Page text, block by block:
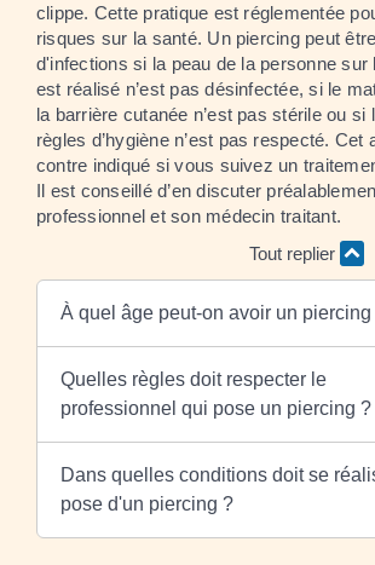
clippe. Cette pratique est réglementée
risques sur la santé. Un piercing peut
d'infections si la peau de la personne sur
est réalisé n’est pas désinfectée, si le
la barrière cutanée n’est pas stérile ou si
règles d’hygiène n’est pas respecté. Cet
contre indiqué si vous suivez un
Il est conseillé d’en discuter
professionnel et son médecin traitant.
Tout replier
À quel âge peut-on avoir un piercing
Quelles règles doit respecter le
professionnel qui pose un piercing ?
Dans quelles conditions doit se
pose d'un piercing ?